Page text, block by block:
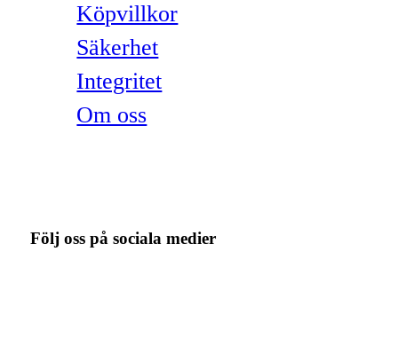
Köpvillkor
Säkerhet
Integritet
Om oss
Följ oss på sociala medier